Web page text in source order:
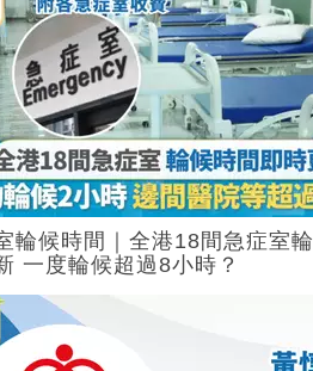
輪候時間｜全港18間急症室
一度輪候超過8小時？